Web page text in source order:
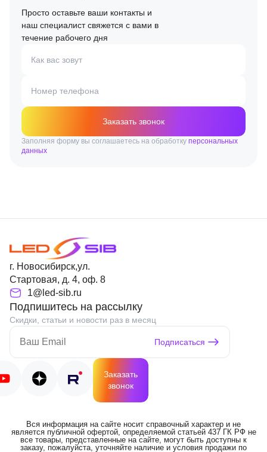
Просто оставьте ваши контакты и
наш специалист свяжется с вами в
течение рабочего дня
Как вас зовут
Номер телефона
Заказать звонок
Заполняя форму вы соглашаетесь на обработку персональных
данных
г. Новосибирск,ул.
Стартовая, д. 4, оф. 8
1@led-sib.ru
Подпишитесь на рассылку
Скидки, статьи и новости раз в месяц
Подписаться
Заказать
звонок
Вся информация на сайте носит справочный характер и не
является публичной офертой, определяемой статьей 437 ГК РФ не
все товары, представленные на сайте, могут быть доступны к
заказу, пожалуйста, уточняйте наличие и условия продажи по